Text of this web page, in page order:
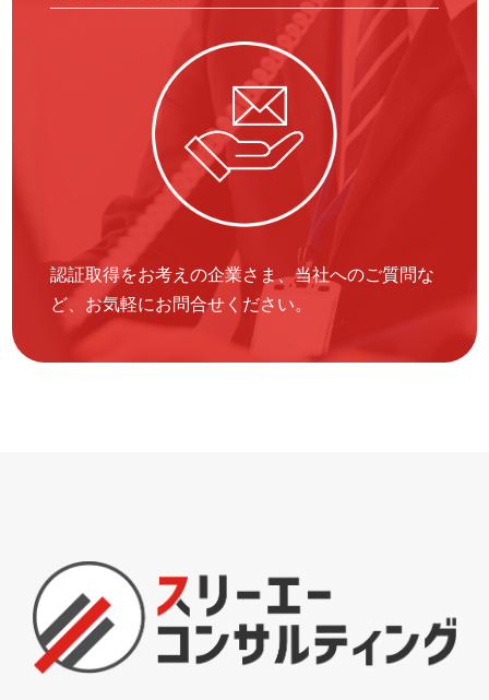
認証取得をお考えの企業さま、当社へのご質問な
ど、お気軽にお問合せください。